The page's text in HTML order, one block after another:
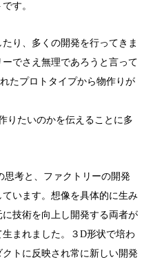
す。
り、多くの開発を行ってきま
でさえ無理であろうと言って
たプロトタイプから物作りが
りたいのかを伝えることに多
思考と、ファクトリーの開発
います。想像を具体的に生み
技術を向上し開発する両者が
まれました。３D形状で培わ
トに反映され常に新しい開発